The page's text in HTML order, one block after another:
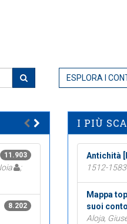
ESPLORA I
11.903
;
8.202
I PIÙ
Antichità
1512-
Mappa
suoi
Aloja,